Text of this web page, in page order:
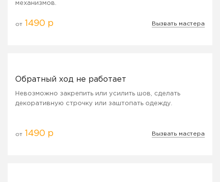
механизмов.
от 1490 р Вызвать мастера
Обратный ход не работает
Невозможно закрепить или усилить шов, сделать
декоративную строчку или заштопать одежду.
от 1490 р Вызвать мастера